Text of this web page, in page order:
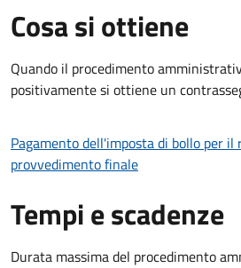
Cosa si ottiene
Quando il procedimento
positivamente si ottiene un
Pagamento dell'imposta di bollo per il
provvedimento finale
Tempi e scadenze
Durata massima del procedimento